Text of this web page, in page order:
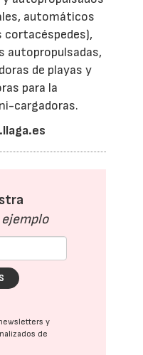
automáticos
autopropulsadas,
de playas y
para la
cargadoras.
ejemplo
y
de